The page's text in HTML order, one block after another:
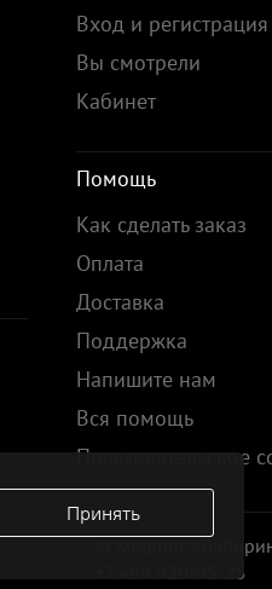
Принять
Вход и регистрация
Вы смотрели
Кабинет
Помощь
Как сделать заказ
Оплата
Доставка
Поддержка
Напишите нам
Вся помощь
Пользовательское
© Холдинг
+7 499 920-95-25